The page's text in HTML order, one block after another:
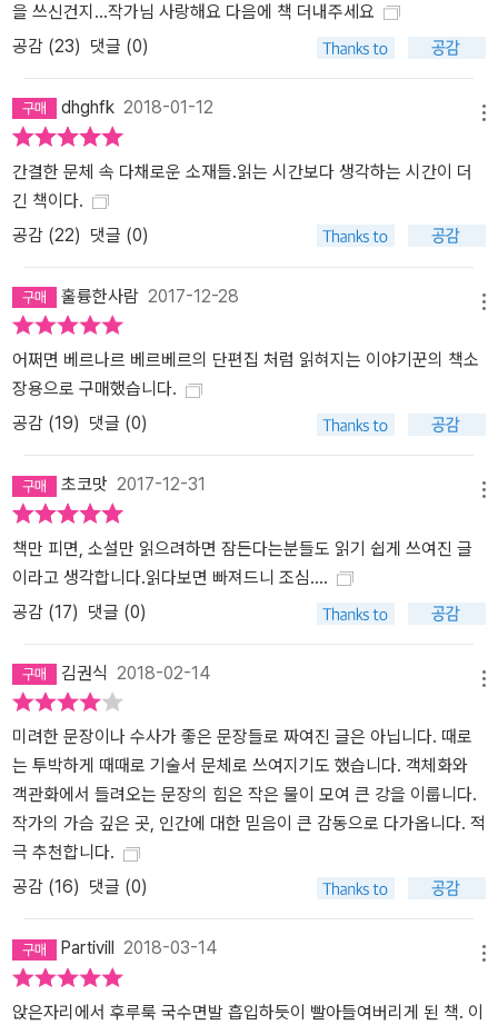
을 쓰신건지...작가님 사랑해요 다음에 책 더내주세요
공감 (23) 댓글 (0)
dhghfk 2018-01-12
간결한 문체 속 다채로운 소재들.읽는 시간보다 생각하는 시간이 더
긴 책이다.
공감 (22) 댓글 (0)
훌륭한사람 2017-12-28
어쩌면 베르나르 베르베르의 단편집 처럼 읽혀지는 이야기꾼의 책소
장용으로 구매했습니다.
공감 (19) 댓글 (0)
초코맛 2017-12-31
책만 피면, 소설만 읽으려하면 잠든다는분들도 읽기 쉽게 쓰여진 글
이라고 생각합니다.읽다보면 빠져드니 조심....
공감 (17) 댓글 (0)
김권식 2018-02-14
미려한 문장이나 수사가 좋은 문장들로 짜여진 글은 아닙니다. 때로
는 투박하게 때때로 기술서 문체로 쓰여지기도 했습니다. 객체화와
객관화에서 들려오는 문장의 힘은 작은 물이 모여 큰 강을 이룹니다.
작가의 가슴 깊은 곳, 인간에 대한 믿음이 큰 감동으로 다가옵니다. 적
극 추천합니다.
공감 (16) 댓글 (0)
Partivill 2018-03-14
앉은자리에서 후루룩 국수면발 흡입하듯이 빨아들여버리게 된 책. 이